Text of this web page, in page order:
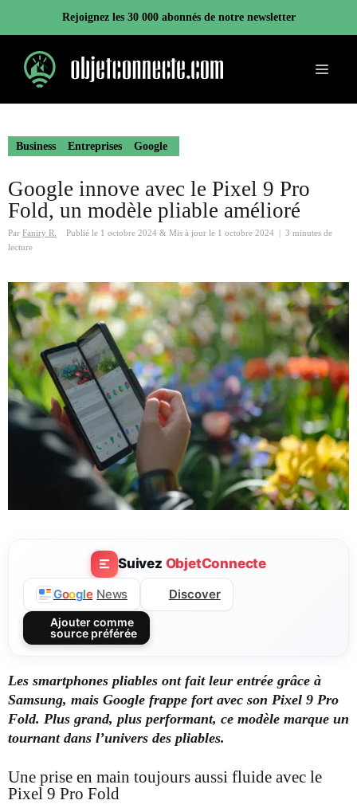
contenu
Rejoignez les 30 000 abonnés de notre newsletter
Menu
Business Entreprises Google
Google innove avec le Pixel 9 Pro
Fold, un modèle pliable amélioré
Par Faniry R. Publié le 1 octobre 2024 & Mis à jour le 1 octobre 2024
3 minutes de
lecture
Suivez ObjetConnecte
Google News Discover
Ajouter comme
source préférée
Les smartphones pliables ont fait leur entrée grâce à
Samsung, mais Google frappe fort avec son Pixel 9 Pro
Fold. Plus grand, plus performant, ce modèle marque un
tournant dans l’univers des pliables.
Une prise en main toujours aussi fluide avec le
Pixel 9 Pro Fold